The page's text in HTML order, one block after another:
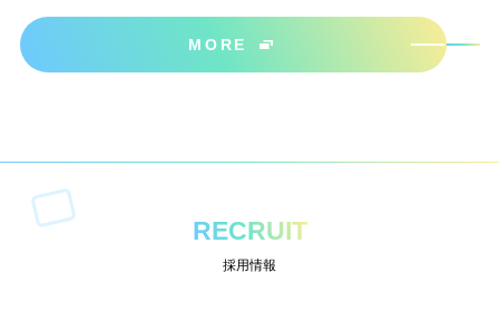
ださいね＾＾
MORE
RECRUIT
採用情報